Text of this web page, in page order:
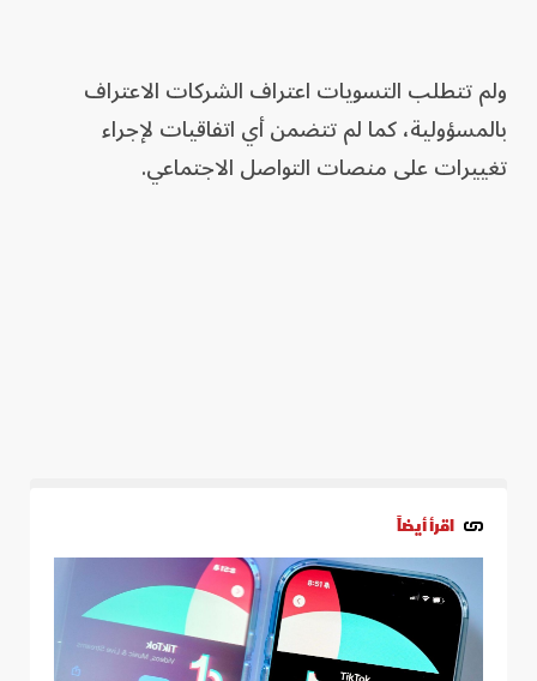
ولم تتطلب التسويات ​اعتراف الشركات الاعتراف
بالمسؤولية، كما لم تتضمن أي اتفاقيات لإجراء
تغييرات على منصات التواصل الاجتماعي.
اقرأ أيضاً